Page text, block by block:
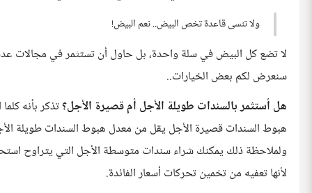
ولا تنسى قاعدة تخص البيض.. نعم البيض!
لا تضع كل البيض في سلة واحدة، بل حاول أن تستثمر في مجالات عدة،
سنعرض لكم بعض الخيارات..
هل أستثمر بالسندات طويلة الأجل أم قصيرة الأجل؟تذكر بأنه
هبوط السندات قصيرة الأجل يقل من معدل هبوط السندات طويلة
لأنها تعفيه من تخمين تحركات أسعار الفائدة.